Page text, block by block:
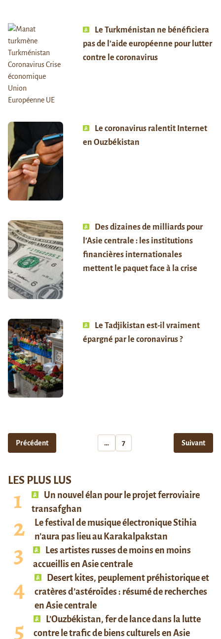
Le Turkménistan ne bénéficiera
pas de l’aide européenne pour lutter
contre le coronavirus
Le coronavirus ralentit Internet
en Ouzbékistan
Des dizaines de milliards pour
l’Asie centrale : les institutions
financières internationales
mettent le paquet face à la crise
Le Tadjikistan est-il vraiment
épargné par le coronavirus ?
Précédent … 7 Suivant
LES PLUS LUS
Un nouvel élan pour le projet ferroviaire
transafghan
Le festival de musique électronique Stihia
n’aura pas lieu au Karakalpakstan
Les artistes russes de moins en moins
accueillis en Asie centrale
Desert kites, peuplement préhistorique et
cratères d’astéroïdes : résumé de recherches
en Asie centrale
L’Ouzbékistan, fer de lance dans la lutte
contre le trafic de biens culturels en Asie